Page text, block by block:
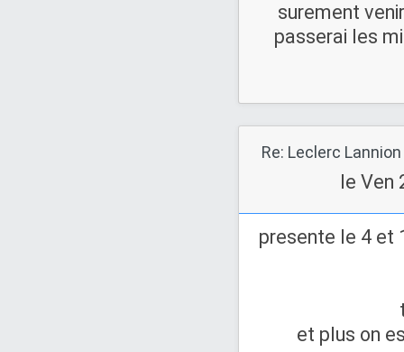
surement
passerai les
Re: Leclerc Lannion
le Ven
presente le 4 et
et plus on